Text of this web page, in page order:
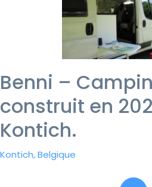
Benni –
construit en
Kontich.
Kontich, Belgique